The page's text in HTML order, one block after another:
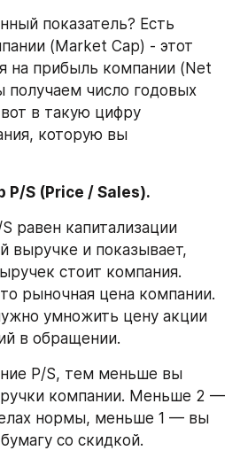
показатель? Есть
(Market Cap) - этот
на прибыль компании (Net
получаем число годовых
в такую цифру
которую вы
P/S (Price / Sales).
равен капитализации
выручке и показывает,
стоит компания.
рыночная цена компании.
умножить цену акции
в обращении.
P/S, тем меньше вы
компании. Меньше 2 —
нормы, меньше 1 — вы
со скидкой.